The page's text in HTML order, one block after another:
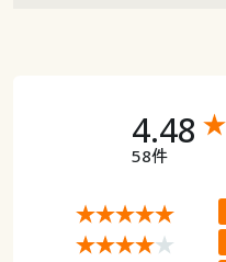
4.48
58件